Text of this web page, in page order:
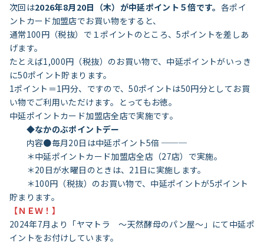
次回は2026年8月20日（木）が中延ポイント５倍です。 各ポイ
ントカード加盟店でお買い物をすると、
通常100円（税抜）で１ポイントのところ、5ポイントを差しあ
げます。
たとえば1,000円（税抜）のお買い物で、中延ポイントがいっき
に50ポイント貯まります。
1ポイント＝1円分、ですので、50ポイントは50円分としてお買
い物でご利用いただけます。とってもお徳。
中延ポイントカード加盟店全店で実施です。
◆なかのぶポイントデー
内容●毎月20日は中延ポイント5倍 ───
＊中延ポイントカード加盟店全店（27店）で実施。
＊20日が水曜日のときは、21日に実施します。
＊100円（税抜）のお買い物で、中延ポイントが5ポイント
貯まります。
【ＮＥＷ！】
2024年7月より「ヤマトラ ～天然酵母のパン屋～」にて中延ポ
イントをお付けしています。